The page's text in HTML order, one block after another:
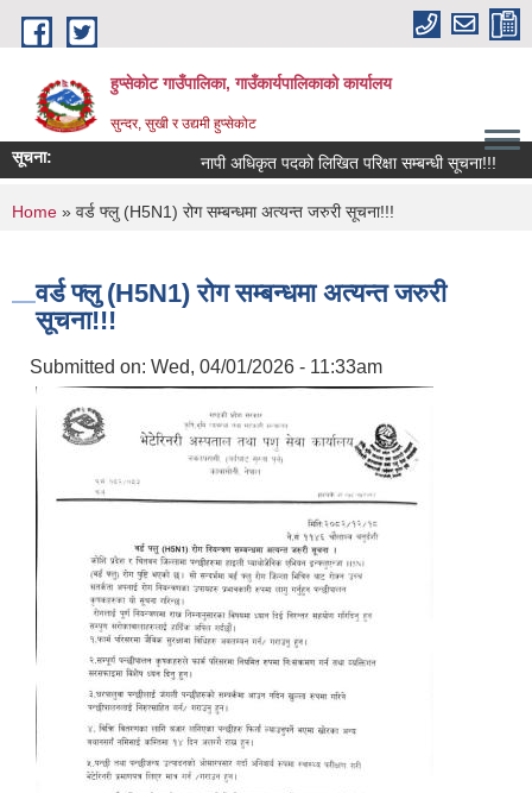
Skip to main content
हुप्सेकोट गाउँपालिका, गाउँकार्यपालिकाको कार्यालय
सुन्दर, सुखी र उद्यमी हुप्सेकोट
सूचना: नापी अधिकृत पदको लिखित परिक्षा सम्बन्धी सूचना!!!
You are here
Home » वर्ड फ्लु (H5N1) रोग सम्बन्धमा अत्यन्‍त जरुरी सूचना!!!
वर्ड फ्लु (H5N1) रोग सम्बन्धमा अत्यन्‍त जरुरी
सूचना!!!
Submitted on: Wed, 04/01/2026 - 11:33am